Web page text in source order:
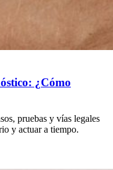
¿Cómo
pruebas y vías legales
y actuar a tiempo.